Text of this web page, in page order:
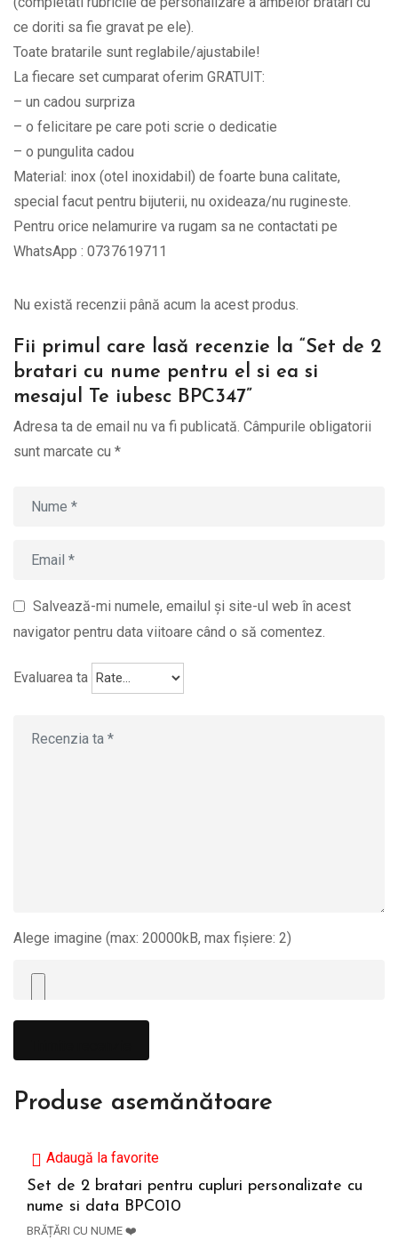
Te
iubesc
BPC347
quantity
ce doriti sa fie gravat pe ele).
Toate bratarile sunt reglabile/ajustabile!
La fiecare set cumparat oferim GRATUIT:
– un cadou surpriza
– o felicitare pe care poti scrie o dedicatie
– o pungulita cadou
Material: inox (otel inoxidabil) de foarte buna calitate,
special facut pentru bijuterii, nu oxideaza/nu rugineste.
Pentru orice nelamurire va rugam sa ne contactati pe
WhatsApp : 0737619711
Nu există recenzii până acum la acest produs.
Fii primul care lasă recenzie la “Set de 2
bratari cu nume pentru el si ea si
mesajul Te iubesc BPC347”
Adresa ta de email nu va fi publicată. Câmpurile obligatorii
sunt marcate cu *
Salvează-mi numele, emailul și site-ul web în acest
navigator pentru data viitoare când o să comentez.
Evaluarea ta
Alege imagine (max: 20000kB, max fișiere: 2)
Produse asemănătoare
Adaugă la favorite
Set de 2 bratari pentru cupluri personalizate cu
nume si data BPC010
BRĂȚĂRI CU NUME ❤️